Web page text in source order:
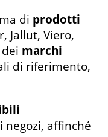
di prodotti
Jallut, Viero,
marchi
di riferimento,
negozi, affinché